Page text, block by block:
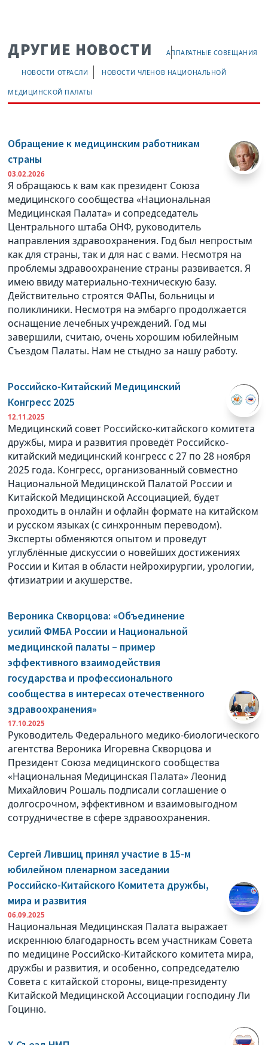
ДРУГИЕ НОВОСТИ АППАРАТНЫЕ СОВЕЩАНИЯ
НОВОСТИ ОТРАСЛИ НОВОСТИ ЧЛЕНОВ НАЦИОНАЛЬНОЙ
МЕДИЦИНСКОЙ ПАЛАТЫ
Обращение к медицинским работникам
страны
03.02.2026
Я обращаюсь к вам как президент Союза
медицинского сообщества «Национальная
Медицинская Палата» и сопредседатель
Центрального штаба ОНФ, руководитель
направления здравоохранения. Год был непростым
как для страны, так и для нас с вами. Несмотря на
проблемы здравоохранение страны развивается. Я
имею ввиду материально-техническую базу.
Действительно строятся ФАПы, больницы и
поликлиники. Несмотря на эмбарго продолжается
оснащение лечебных учреждений. Год мы
завершили, считаю, очень хорошим юбилейным
Съездом Палаты. Нам не стыдно за нашу работу.
Российско-Китайский Медицинский
Конгресс 2025
12.11.2025
Медицинский совет Российско-китайского комитета
дружбы, мира и развития проведёт Российско-
китайский медицинский конгресс с 27 по 28 ноября
2025 года. Конгресс, организованный совместно
Национальной Медицинской Палатой России и
Китайской Медицинской Ассоциацией, будет
проходить в онлайн и офлайн формате на китайском
и русском языках (с синхронным переводом).
Эксперты обменяются опытом и проведут
углублённые дискуссии о новейших достижениях
России и Китая в области нейрохирургии, урологии,
фтизиатрии и акушерстве.
Вероника Скворцова: «Объединение
усилий ФМБА России и Национальной
медицинской палаты – пример
эффективного взаимодействия
государства и профессионального
сообщества в интересах отечественного
здравоохранения»
17.10.2025
Руководитель Федерального медико-биологического
агентства Вероника Игоревна Скворцова и
Президент Союза медицинского сообщества
«Национальная Медицинская Палата» Леонид
Михайлович Рошаль подписали соглашение о
долгосрочном, эффективном и взаимовыгодном
сотрудничестве в сфере здравоохранения.
Сергей Лившиц принял участие в 15-м
юбилейном пленарном заседании
Российско-Китайского Комитета дружбы,
мира и развития
06.09.2025
Национальная Медицинская Палата выражает
искреннюю благодарность всем участникам Совета
по медицине Российско-Китайского комитета мира,
дружбы и развития, и особенно, сопредседателю
Совета с китайской стороны, вице-президенту
Китайской Медицинской Ассоциации господину Ли
Гоциню.